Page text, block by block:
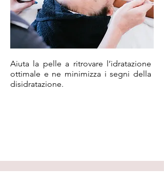
Aiuta la pelle a ritrovare l’idratazione
ottimale e ne minimizza i segni della
disidratazione.